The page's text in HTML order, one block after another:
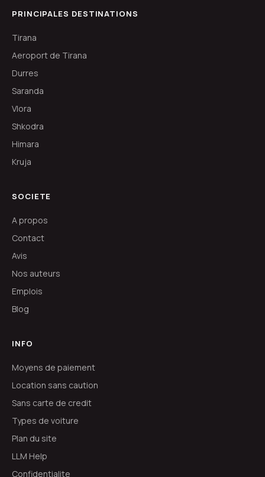
PRINCIPALES DESTINATIONS
Tirana
Aeroport de Tirana
Durres
Saranda
Vlora
Shkodra
Himara
Kruja
SOCIETE
A propos
Contact
Avis
Nos auteurs
Emplois
Blog
INFO
Moyens de paiement
Location sans caution
Sans carte de credit
Types de voiture
Plan du site
LLM Help
Confidentialite